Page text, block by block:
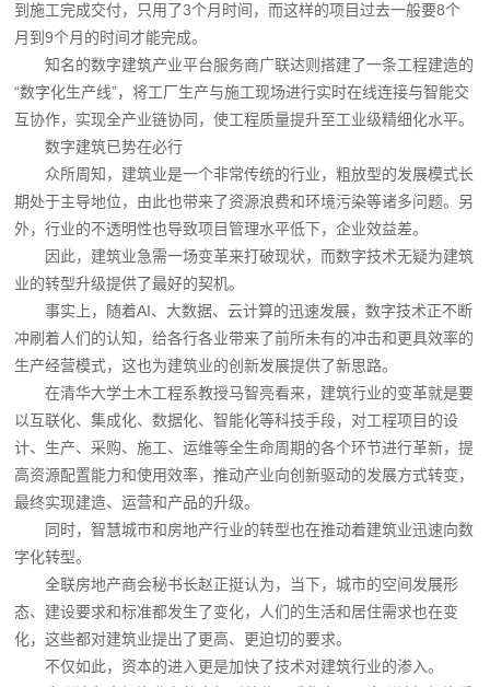
到施工完成交付，只用了3个月时间，而这样的项目过去一般要8个
月到9个月的时间才能完成。
知名的数字建筑产业平台服务商广联达则搭建了一条工程建造的
“数字化生产线”，将工厂生产与施工现场进行实时在线连接与智能交
互协作，实现全产业链协同，使工程质量提升至工业级精细化水平。
数字建筑已势在必行
众所周知，建筑业是一个非常传统的行业，粗放型的发展模式长
期处于主导地位，由此也带来了资源浪费和环境污染等诸多问题。另
外，行业的不透明性也导致项目管理水平低下，企业效益差。
因此，建筑业急需一场变革来打破现状，而数字技术无疑为建筑
业的转型升级提供了最好的契机。
事实上，随着AI、大数据、云计算的迅速发展，数字技术正不断
冲刷着人们的认知，给各行各业带来了前所未有的冲击和更具效率的
生产经营模式，这也为建筑业的创新发展提供了新思路。
在清华大学土木工程系教授马智亮看来，建筑行业的变革就是要
以互联化、集成化、数据化、智能化等科技手段，对工程项目的设
计、生产、采购、施工、运维等全生命周期的各个环节进行革新，提
高资源配置能力和使用效率，推动产业向创新驱动的发展方式转变，
最终实现建造、运营和产品的升级。
同时，智慧城市和房地产行业的转型也在推动着建筑业迅速向数
字化转型。
全联房地产商会秘书长赵正挺认为，当下，城市的空间发展形
态、建设要求和标准都发生了变化，人们的生活和居住需求也在变
化，这些都对建筑业提出了更高、更迫切的要求。
不仅如此，资本的进入更是加快了技术对建筑行业的渗入。